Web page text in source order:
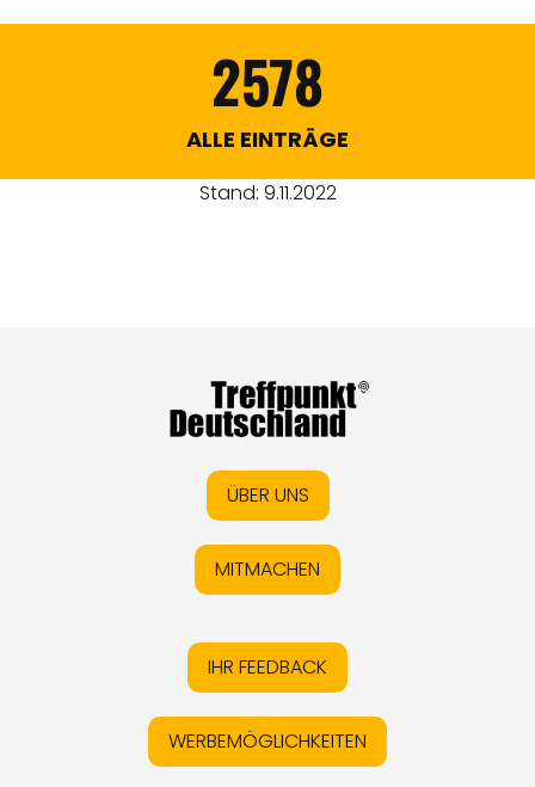
2578
ALLE EINTRÄGE
Stand: 9.11.2022
ÜBER UNS
MITMACHEN
IHR FEEDBACK
WERBEMÖGLICHKEITEN